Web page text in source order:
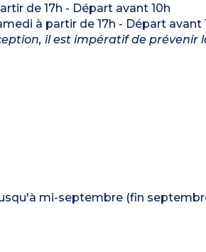
de 17h - Départ avant 10h
à partir de 17h - Départ avant
il est impératif de prévenir
mi-septembre (fin